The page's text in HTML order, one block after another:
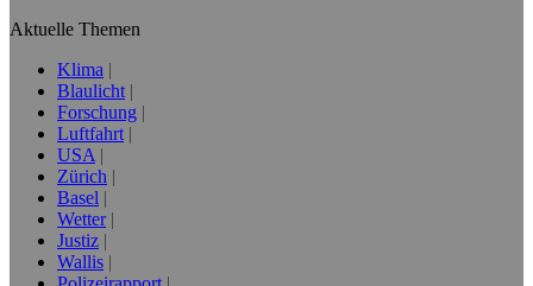
Aktuelle Themen
Klima
Blaulicht
Forschung
Luftfahrt
USA
Zürich
Basel
Wetter
Justiz
Wallis